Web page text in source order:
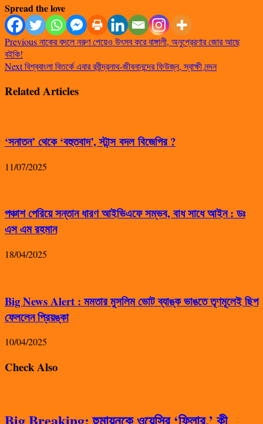
Spread the love
Previousনাকের বদলে নরুণ পেয়েও উৎসব করে বাঙ্গালী, অনুপ্রেরণার জোর আছে
বইকি!
Nextবিশ্ববাংলা বিতর্কে এবার রবীন্দ্রনাথ-জীবনানন্দের ফিউজ্ন, স্বাক্ষী নন্দন
Related Articles
‘সনাতন’ থেকে ‘বহুতবাদ’, স্টান্স বদল বিজেপির ?
11/07/2025
পঞ্চাশ পেরিয়ে সন্তান ধারণ আইভিএফে সম্ভব, বাধ সাধে আইন : ডঃ
এস এম রহমান
18/04/2025
Big News Alert : মমতার মুসলিম ভোট ব্যাঙ্ক ভাঙতে তৃণমূলেই ছিপ
ফেললেন প্রিয়ঙ্কা
10/04/2025
Check Also